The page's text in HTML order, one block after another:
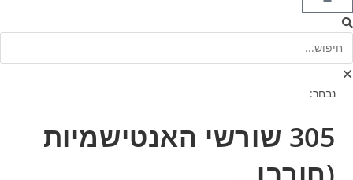
נבחר:
305 שורשי האנטישמיות